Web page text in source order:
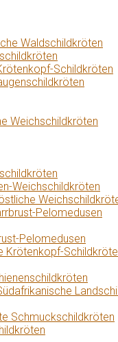
Waldschildkröten
Schildkröten
Weichschildkröten
Weichschildkröten
Pelomedusen
Pelomedusen
Krötenkopf-
Schmuckschildkröten